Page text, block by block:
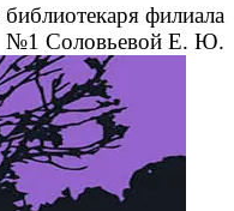
филиала
№1 Соловьевой Е. Ю.